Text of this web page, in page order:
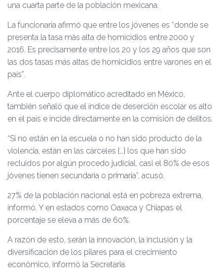
una cuarta parte de la población mexicana.
La funcionaria afirmó que entre los jóvenes es “donde se
presenta la tasa más alta de homicidios entre 2000 y
2016. Es precisamente entre los 20 y los 29 años que son
las dos tasas más altas de homicidios entre varones en el
país”.
Ante el cuerpo diplomático acreditado en México,
también señaló que el índice de deserción escolar es alto
en el país e incide directamente en la comisión de delitos.
“Si no están en la escuela o no han sido producto de la
violencia, están en las cárceles […] los que han sido
recluidos por algún procedo judicial, casi el 80% de esos
jóvenes tienen secundaria o primaria”, acusó.
27% de la población nacional está en pobreza extrema,
informó. Y en estados como Oaxaca y Chiapas el
porcentaje se eleva a más de 60%.
A razón de esto, serán la innovación, la inclusión y la
diversificación de los pilares para el crecimiento
económico, informó la Secretaria.